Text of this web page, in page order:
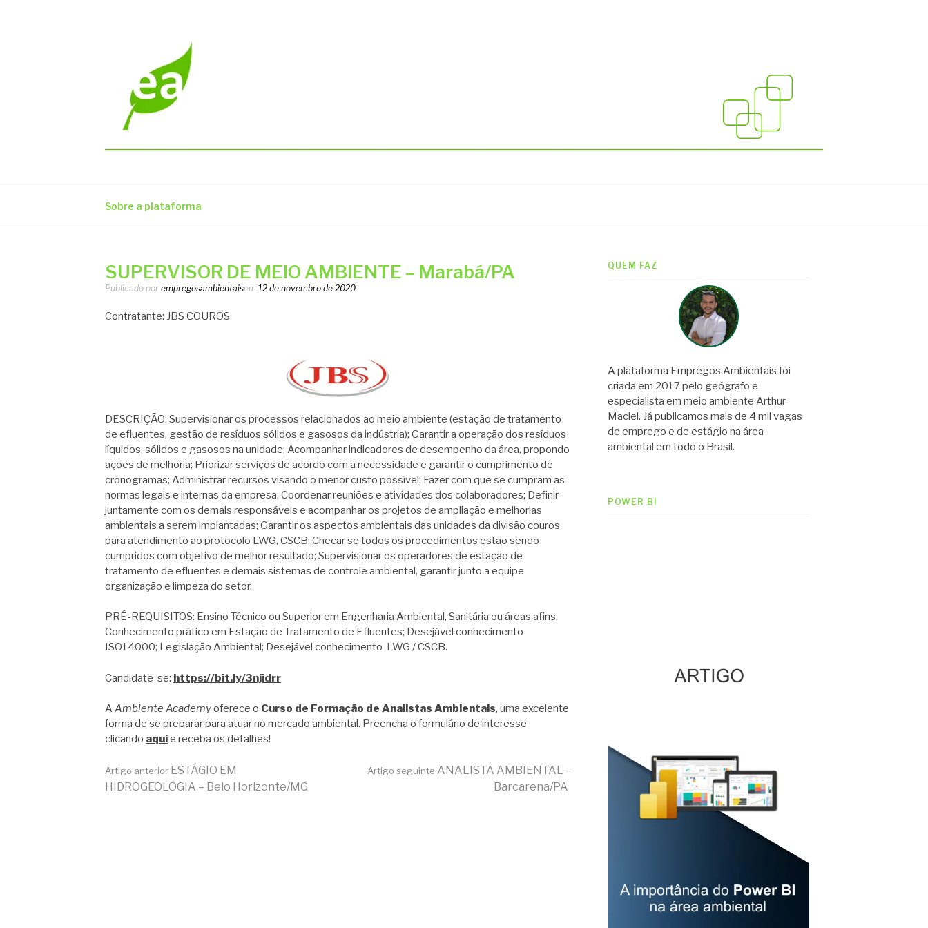
Sobre a plataforma
SUPERVISOR DE MEIO AMBIENTE – Marabá/PA
Publicado por empregosambientaisem 12 de novembro de 2020
Contratante: JBS COUROS
DESCRIÇÃO: Supervisionar os processos relacionados ao meio ambiente (estação de tratamento
de efluentes, gestão de resíduos sólidos e gasosos da indústria); Garantir a operação dos resíduos
líquidos, sólidos e gasosos na unidade; Acompanhar indicadores de desempenho da área, propondo
ações de melhoria; Priorizar serviços de acordo com a necessidade e garantir o cumprimento de
cronogramas; Administrar recursos visando o menor custo possível; Fazer com que se cumpram as
normas legais e internas da empresa; Coordenar reuniões e atividades dos colaboradores; Definir
juntamente com os demais responsáveis e acompanhar os projetos de ampliação e melhorias
ambientais a serem implantadas; Garantir os aspectos ambientais das unidades da divisão couros
para atendimento ao protocolo LWG, CSCB; Checar se todos os procedimentos estão sendo
cumpridos com objetivo de melhor resultado; Supervisionar os operadores de estação de
tratamento de efluentes e demais sistemas de controle ambiental, garantir junto a equipe
organização e limpeza do setor.
PRÉ-REQUISITOS: Ensino Técnico ou Superior em Engenharia Ambiental, Sanitária ou áreas afins;
Conhecimento prático em Estação de Tratamento de Efluentes; Desejável conhecimento
ISO14000; Legislação Ambiental; Desejável conhecimento LWG / CSCB.
Candidate-se: https://bit.ly/3njidrr
AAmbiente Academyoferece o Curso de Formação de Analistas Ambientais, uma excelente
forma de se preparar para atuar no mercado ambiental. Preencha o formulário de interesse
clicando aquie receba os detalhes!
Continue
Artigo anterior ESTÁGIO EM
HIDROGEOLOGIA – Belo Horizonte/MG
Artigo seguinte ANALISTA AMBIENTAL –
Barcarena/PA
QUEM FAZ
A plataforma Empregos Ambientais foi
criada em 2017 pelo geógrafo e
especialista em meio ambiente Arthur
Maciel. Já publicamos mais de 4 mil vagas
de emprego e de estágio na área
ambiental em todo o Brasil.
POWER BI